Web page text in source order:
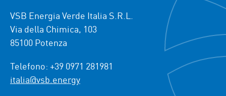
VSB Energia Verde Italia S.R.L.
Via della Chimica, 103
85100 Potenza
Telefono: +39 0971 281981
italia@vsb.energy